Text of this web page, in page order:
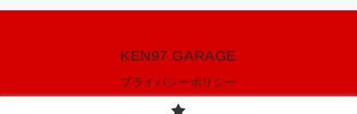
KEN97 GARAGE
プライバシーポリシー